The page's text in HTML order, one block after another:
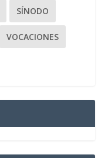
SÍNODO
VOCACIONES